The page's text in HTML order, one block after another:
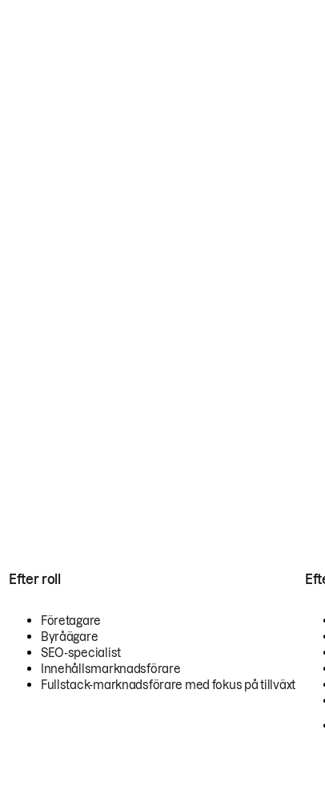
Efter roll
Företagare
Byråägare
SEO-specialist
Innehållsmarknadsförare
Fullstack-marknadsförare med fokus på tillväxt